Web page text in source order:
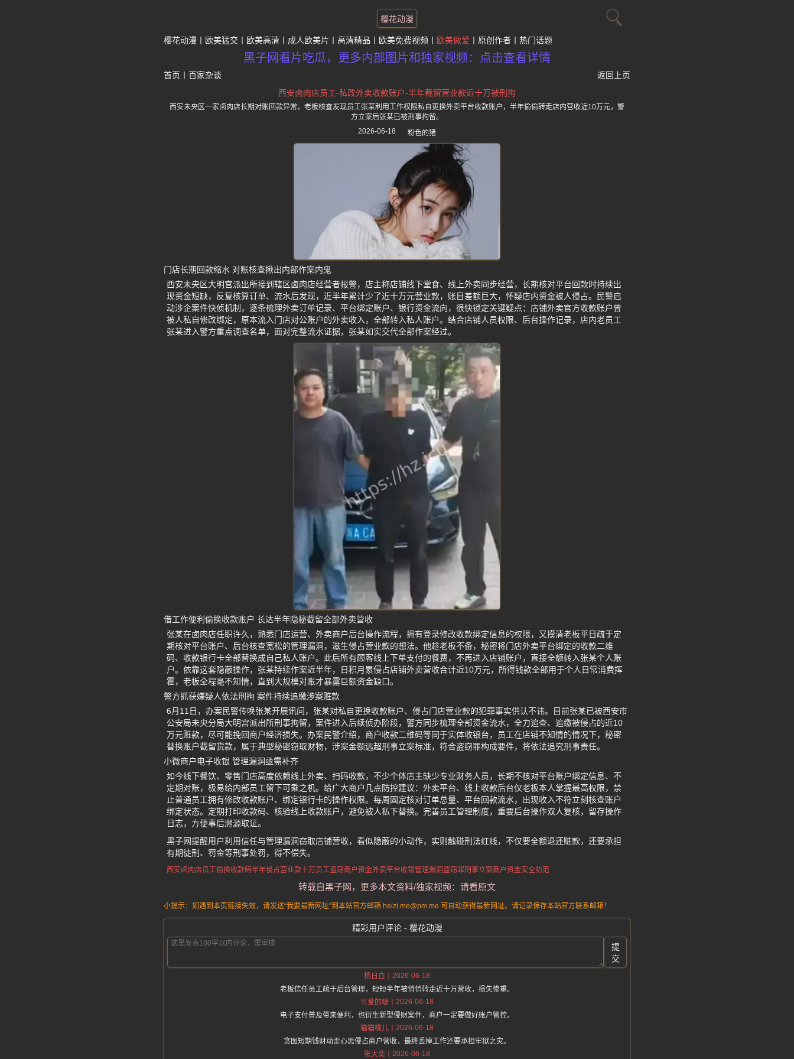
樱花动漫
樱花动漫 欧美猛交 欧美高清 成人欧美片 高清精品 欧美免费视频 欧美做爱 原创作者 热门话题
黑子网看片吃瓜，更多内部图片和独家视频：点击查看详情
首页 百家杂谈
返回上页
西安卤肉店员工-私改外卖收款账户-半年截留营业款近十万被刑拘
西安未央区一家卤肉店长期对账回款异常，老板核查发现员工张某利用工作权限私自更换外卖平台收款账户，半年偷偷转走店内营收近10万元，警
方立案后张某已被刑事拘留。
2026-06-18
粉色的猪
门店长期回款缩水 对账核查揪出内部作案内鬼
西安未央区大明宫派出所接到辖区卤肉店经营者报警，店主称店铺线下堂食、线上外卖同步经营，长期核对平台回款时持续出
现资金短缺，反复核算订单、流水后发现，近半年累计少了近十万元营业款，账目差额巨大，怀疑店内资金被人侵占。民警启
动涉企案件快侦机制，逐条梳理外卖订单记录、平台绑定账户、银行资金流向，很快锁定关键疑点：店铺外卖官方收款账户曾
被人私自修改绑定，原本流入门店对公账户的外卖收入，全部转入私人账户。结合店铺人员权限、后台操作记录，店内老员工
张某进入警方重点调查名单，面对完整流水证据，张某如实交代全部作案经过。
借工作便利偷换收款账户 长达半年隐秘截留全部外卖营收
张某在卤肉店任职许久，熟悉门店运营、外卖商户后台操作流程，拥有登录修改收款绑定信息的权限，又摸清老板平日疏于定
期核对平台账户、后台核查宽松的管理漏洞，滋生侵占营业款的想法。他趁老板不备，秘密将门店外卖平台绑定的收款二维
码、收款银行卡全部替换成自己私人账户。此后所有顾客线上下单支付的餐费，不再进入店铺账户，直接全额转入张某个人账
户。依靠这套隐蔽操作，张某持续作案近半年，日积月累侵占店铺外卖营收合计近10万元，所得钱款全部用于个人日常消费挥
霍，老板全程毫不知情，直到大规模对账才暴露巨额资金缺口。
警方抓获嫌疑人依法刑拘 案件持续追缴涉案赃款
6月11日，办案民警传唤张某开展讯问，张某对私自更换收款账户、侵占门店营业款的犯罪事实供认不讳。目前张某已被西安市
公安局未央分局大明宫派出所刑事拘留，案件进入后续侦办阶段，警方同步梳理全部资金流水，全力追查、追缴被侵占的近10
万元赃款，尽可能挽回商户经济损失。办案民警介绍，商户收款二维码等同于实体收银台，员工在店铺不知情的情况下，秘密
替换账户截留货款，属于典型秘密窃取财物，涉案金额远超刑事立案标准，符合盗窃罪构成要件，将依法追究刑事责任。
小微商户电子收银 管理漏洞亟需补齐
如今线下餐饮、零售门店高度依赖线上外卖、扫码收款，不少个体店主缺少专业财务人员，长期不核对平台账户绑定信息、不
定期对账，极易给内部员工留下可乘之机。给广大商户几点防控建议：外卖平台、线上收款后台仅老板本人掌握最高权限，禁
止普通员工拥有修改收款账户、绑定银行卡的操作权限。每周固定核对订单总量、平台回款流水，出现收入不符立刻核查账户
绑定状态。定期打印收款码、核验线上收款账户，避免被人私下替换。完善员工管理制度，重要后台操作双人复核，留存操作
日志，方便事后溯源取证。
黑子网提醒用户利用信任与管理漏洞窃取店铺营收，看似隐蔽的小动作，实则触碰刑法红线，不仅要全额退还赃款，还要承担
有期徒刑、罚金等刑事处罚，得不偿失。
西安卤肉店员工偷换收款码半年侵占营业款十万员工盗窃商户资金外卖平台收银管理漏洞盗窃罪刑事立案商户资金安全防范
转载自黑子网，更多本文资料/独家视频：请看原文
小提示：如遇到本页链接失效，请发送“我要最新网址”到本站官方邮箱 heizi.me@pm.me 可自动获得最新网址。请记录保存本站官方联系邮箱！
精彩用户评论 - 樱花动漫
提
交
杨日白
2026-06-18
老板信任员工疏于后台管理，短短半年被悄悄转走近十万营收，损失惨重。
可爱的糖
2026-06-18
电子支付普及带来便利，也衍生新型侵财案件，商户一定要做好账户管控。
猫猫桃儿
2026-06-18
贪图短期钱财动歪心思侵占商户营收，最终丢掉工作还要承担牢狱之灾。
张大奕
2026-06-18